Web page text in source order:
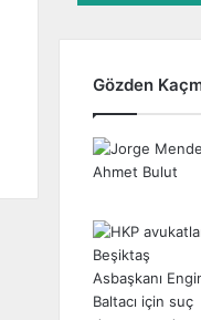
Gözden